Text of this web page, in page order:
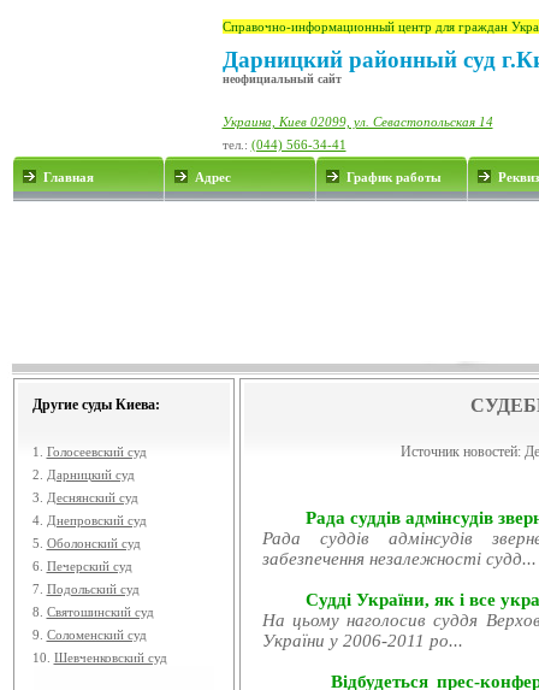
Справочно-информационный центр для граждан
Дарницкий районный суд
неофициальный сайт
Украина, Киев 02099, ул. Севастопольская 14
тел.: (044) 566-34-41
Главная Адрес График работы
Другие суды Киева:
1. Голосеевский суд
2.
Дарницкий суд
3.
Деснянский суд
4. Днепровский суд
5. Оболонский суд
6. Печерский суд
7. Подольский суд
8. Святошинский суд
9. Соломенский суд
10. Шевченковский суд
Источник новостей:
Рада суддів адмінсудів
Рада суддів адмінсудів
забезпечення незалежності судд...
Судді України, як і все
На цьому наголосив суддя
України у 2006-2011 ро...
Відбудеться прес-